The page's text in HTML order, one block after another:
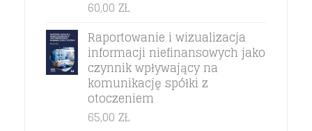
60,00 ZŁ
Raportowanie i wizualizacja
informacji niefinansowych jako
czynnik wpływający na
komunikację spółki z
otoczeniem
65,00 ZŁ